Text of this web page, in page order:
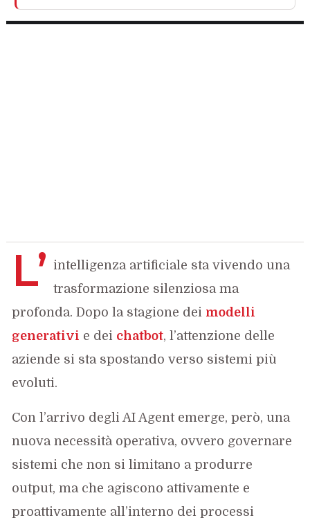
L’ intelligenza artificiale sta vivendo una
trasformazione silenziosa ma
profonda. Dopo la stagione dei modelli
generativi e dei chatbot, l’attenzione delle
aziende si sta spostando verso sistemi più
evoluti.
Con l’arrivo degli AI Agent emerge, però, una
nuova necessità operativa, ovvero governare
sistemi che non si limitano a produrre
output, ma che agiscono attivamente e
proattivamente all’interno dei processi